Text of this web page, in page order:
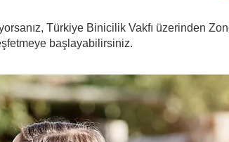
Türkiye Binicilik Vakfı üzerinden
başlayabilirsiniz.